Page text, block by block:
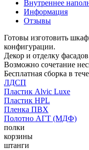
Внутреннее
Информация
Отзывы
Готовы изготовить
конфигурации.
Декор и отделку
Возможно сочетание
Бесплатная сборка в
ЛДСП
Пластик Alvic Luxe
Пластик HPL
Пленка ПВХ
Полотно АГТ (МДФ)
полки
корзины
штанги